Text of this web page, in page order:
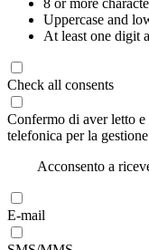
8 or more
Uppercase and
At least one digit
Check all consents
Confermo di aver letto e
telefonica per la
Acconsento a
E-mail